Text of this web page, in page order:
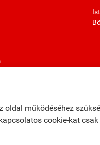
működéséhez
cookie-kat csak